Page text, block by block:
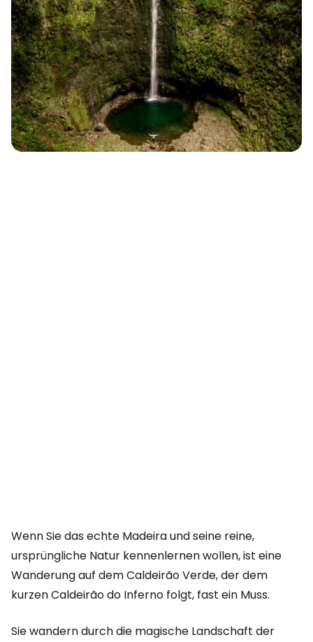
Wenn Sie das echte Madeira und seine reine,
ursprüngliche Natur kennenlernen wollen, ist eine
Wanderung auf dem Caldeirão Verde, der dem
kurzen Caldeirão do Inferno folgt, fast ein Muss.
Sie wandern durch die magische Landschaft der